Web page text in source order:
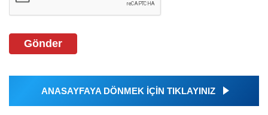
Gönder
ANASAYFAYA DÖNMEK İÇİN TIKLAYINIZ